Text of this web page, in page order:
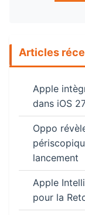
Articles
Apple
dans iOS
Oppo
lancement
Apple
pour la